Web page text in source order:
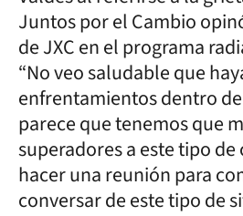
Juntos por el Cambio
de JXC en el programa
“No veo saludable que
enfrentamientos dentro
parece que tenemos que
superadores a este tipo de
hacer una reunión para
conversar de este tipo de